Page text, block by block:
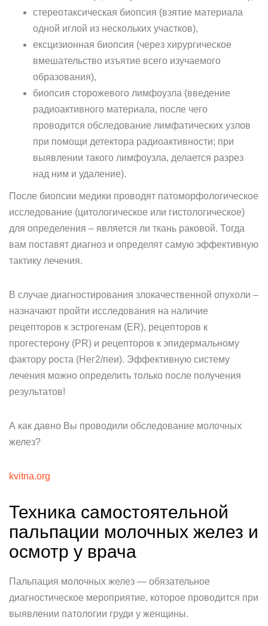
стереотаксическая биопсия (взятие материала
одной иглой из нескольких участков),
ексцизионная биопсия (через хирургическое
вмешательство изъятие всего изучаемого
образования),
биопсия сторожевого лимфоузла (введение
радиоактивного материала, после чего
проводится обследование лимфатических узлов
при помощи детектора радиоактивности; при
выявлении такого лимфоузла, делается разрез
над ним и удаление).
После биопсии медики проводят патоморфологическое
исследование (цитологическое или гистологическое)
для определения – является ли ткань раковой. Тогда
вам поставят диагноз и определят самую эффективную
тактику лечения.
В случае диагностирования злокачественной опухоли –
назначают пройти исследования на наличие
рецепторов к эстрогенам (ER), рецепторов к
прогестерону (PR) и рецепторов к эпидермальному
фактору роста (Нег2/пеи). Эффективную систему
лечения можно определить только после получения
результатов!
А как давно Вы проводили обследование молочных
желез?
kvitna.org
Техника самостоятельной
пальпации молочных желез и
осмотр у врача
Пальпация молочных желез — обязательное
диагностическое мероприятие, которое проводится при
выявлении патологии груди у женщины.